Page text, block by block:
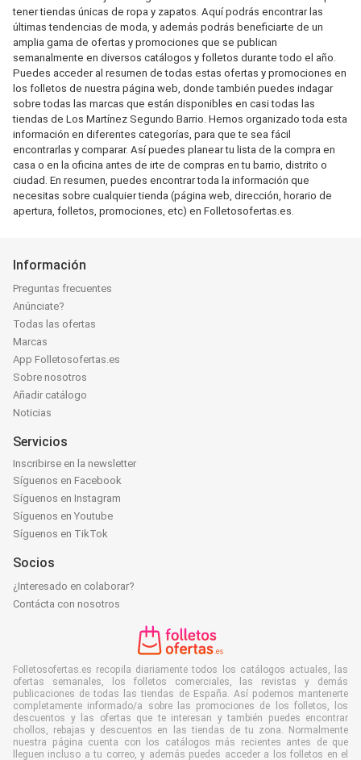
tener tiendas únicas de ropa y zapatos. Aquí podrás encontrar las
últimas tendencias de moda, y además podrás beneficiarte de un
amplia gama de ofertas y promociones que se publican
semanalmente en diversos catálogos y folletos durante todo el año.
Puedes acceder al resumen de todas estas ofertas y promociones en
los folletos de nuestra página web, donde también puedes indagar
sobre todas las marcas que están disponibles en casi todas las
tiendas de Los Martínez Segundo Barrio. Hemos organizado toda esta
información en diferentes categorías, para que te sea fácil
encontrarlas y comparar. Así puedes planear tu lista de la compra en
casa o en la oficina antes de irte de compras en tu barrio, distrito o
ciudad. En resumen, puedes encontrar toda la información que
necesitas sobre cualquier tienda (página web, dirección, horario de
apertura, folletos, promociones, etc) en Folletosofertas.es.
Información
Preguntas frecuentes
Anúnciate?
Todas las ofertas
Marcas
App Folletosofertas.es
Sobre nosotros
Añadir catálogo
Noticias
Servicios
Inscribirse en la newsletter
Síguenos en Facebook
Síguenos en Instagram
Síguenos en Youtube
Síguenos en TikTok
Socios
¿Interesado en colaborar?
Contácta con nosotros
Folletosofertas.es recopila diariamente todos los catálogos actuales, las
ofertas semanales, los folletos comerciales, las revistas y demás
publicaciones de todas las tiendas de España. Así podemos mantenerte
completamente informado/a sobre las promociones de los folletos, los
descuentos y las ofertas que te interesan y también puedes encontrar
chollos, rebajas y descuentos en las tiendas de tu zona. Normalmente
nuestra página cuenta con los catálogos más recientes antes de que
lleguen incluso a tu correo, y además puedes acceder a los folletos en el